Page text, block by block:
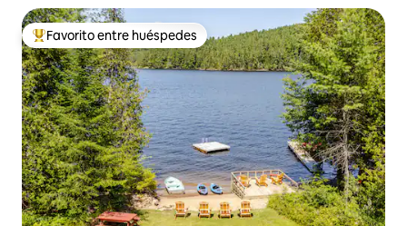
De los mejores en Favorito entre huéspedes
Favorito entre huéspedes